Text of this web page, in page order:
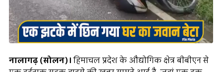
नालागढ़ (सोलन)।हिमाचल प्रदेश के औद्योगिक क्षेत्र बीबीएन से